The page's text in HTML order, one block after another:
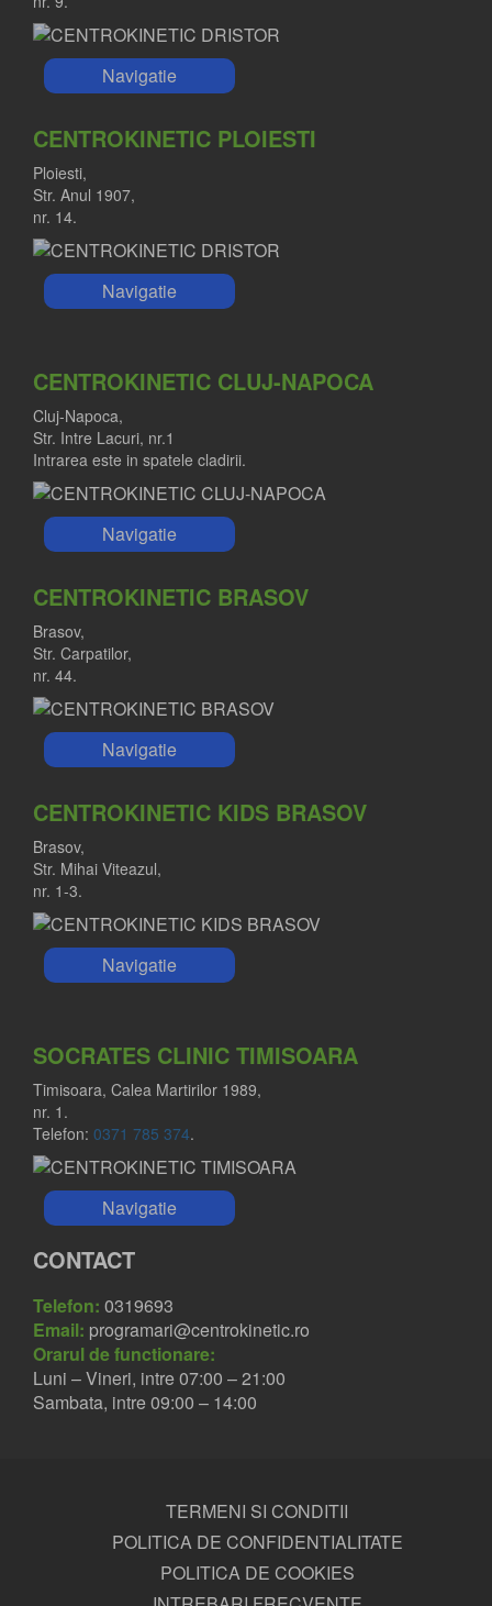
Navigatie
CENTROKINETIC PLOIESTI
Ploiesti,
Str. Anul 1907,
nr. 14.
Navigatie
CENTROKINETIC CLUJ-NAPOCA
Cluj-Napoca,
Str. Intre Lacuri, nr.1
Intrarea este in spatele cladirii.
Navigatie
CENTROKINETIC BRASOV
Brasov,
Str. Carpatilor,
nr. 44.
Navigatie
CENTROKINETIC KIDS BRASOV
Brasov,
Str. Mihai Viteazul,
nr. 1-3.
Navigatie
SOCRATES CLINIC TIMISOARA
Timisoara, Calea Martirilor 1989,
nr. 1.
Telefon: 0371 785 374.
Navigatie
CONTACT
Telefon: 0319693
Email: programari@centrokinetic.ro
Orarul de functionare:
Luni – Vineri, intre 07:00 – 21:00
Sambata, intre 09:00 – 14:00
TERMENI SI CONDITII
POLITICA DE CONFIDENTIALITATE
POLITICA DE COOKIES